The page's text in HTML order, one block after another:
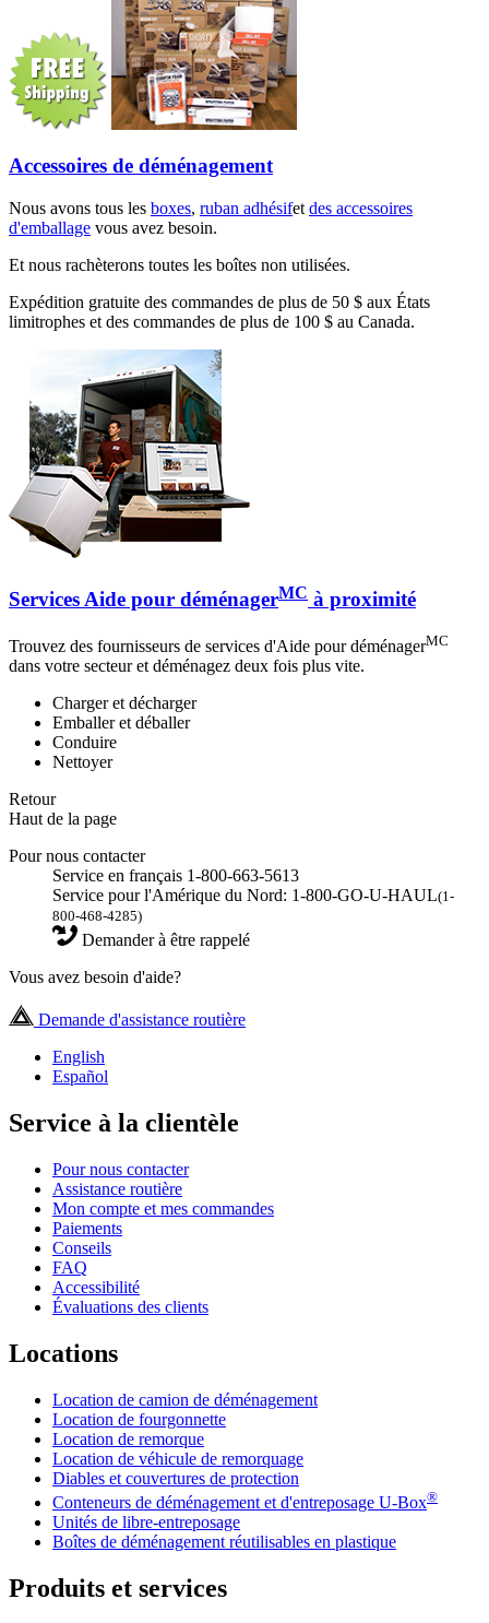
Accessoires de déménagement
Nous avons tous les boxes, ruban adhésifet des accessoires
d'emballage vous avez besoin.
Et nous rachèterons toutes les boîtes non utilisées.
Expédition gratuite des commandes de plus de 50 $ aux États
limitrophes et des commandes de plus de 100 $ au Canada.
Services Aide pour déménagerMC à proximité
Trouvez des fournisseurs de services d'Aide pour déménagerMC
dans votre secteur et déménagez deux fois plus vite.
Charger et décharger
Emballer et déballer
Conduire
Nettoyer
Retour
Haut de la page
Pour nous contacter
Service en français 1-800-663-5613
Service pour l'Amérique du Nord: 1-800-GO-U-HAUL(1-
800-468-4285)
Demander à être rappelé
Vous avez besoin d'aide?
Demande d'assistance routière
English
Español
Service à la clientèle
Pour nous contacter
Assistance routière
Mon compte et mes commandes
Paiements
Conseils
FAQ
Accessibilité
Évaluations des clients
Locations
Location de camion de déménagement
Location de fourgonnette
Location de remorque
Location de véhicule de remorquage
Diables et couvertures de protection
Conteneurs de déménagement et d'entreposage U-Box®
Unités de libre-entreposage
Boîtes de déménagement réutilisables en plastique
Produits et services